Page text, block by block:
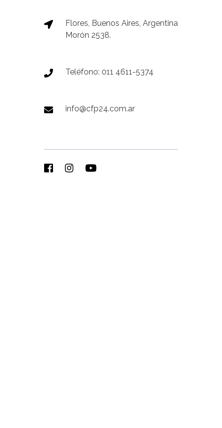
Flores, Buenos Aires, Argentina
Morón 2538.
Teléfono: 011 4611-5374
info@cfp24.com.ar